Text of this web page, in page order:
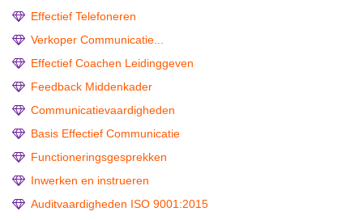
Effectief Telefoneren
Verkoper Communicatie...
Effectief Coachen Leidinggeven
Feedback Middenkader
Communicatievaardigheden
Basis Effectief Communicatie
Functioneringsgesprekken
Inwerken en instrueren
Auditvaardigheden ISO 9001:2015